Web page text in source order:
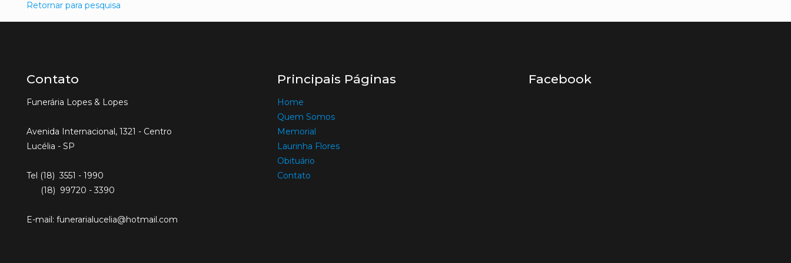
Retornar para pesquisa
Contato
Funerária Lopes & Lopes
Avenida Internacional, 1321 - Centro
Lucélia - SP
Tel (18) 3551 - 1990
(18) 99720 - 3390
E-mail: funerarialucelia@hotmail.com
Principais Páginas
Home
Quem Somos
Memorial
Laurinha Flores
Obituário
Contato
Facebook